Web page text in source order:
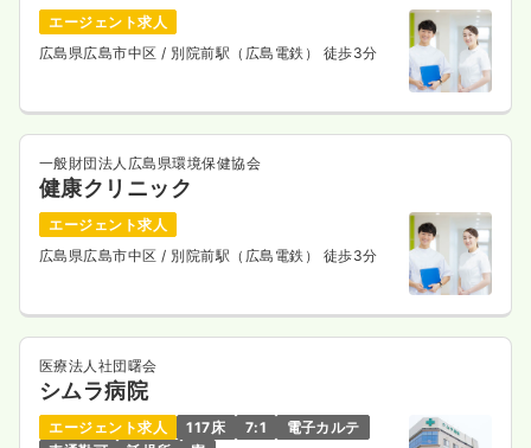
エージェント求人
広島県広島市中区 / 別院前駅（広島電鉄） 徒歩3分
一般財団法人広島県環境保健協会
健康クリニック
エージェント求人
広島県広島市中区 / 別院前駅（広島電鉄） 徒歩3分
医療法人社団曙会
シムラ病院
エージェント求人 117床 7:1
電子カルテ